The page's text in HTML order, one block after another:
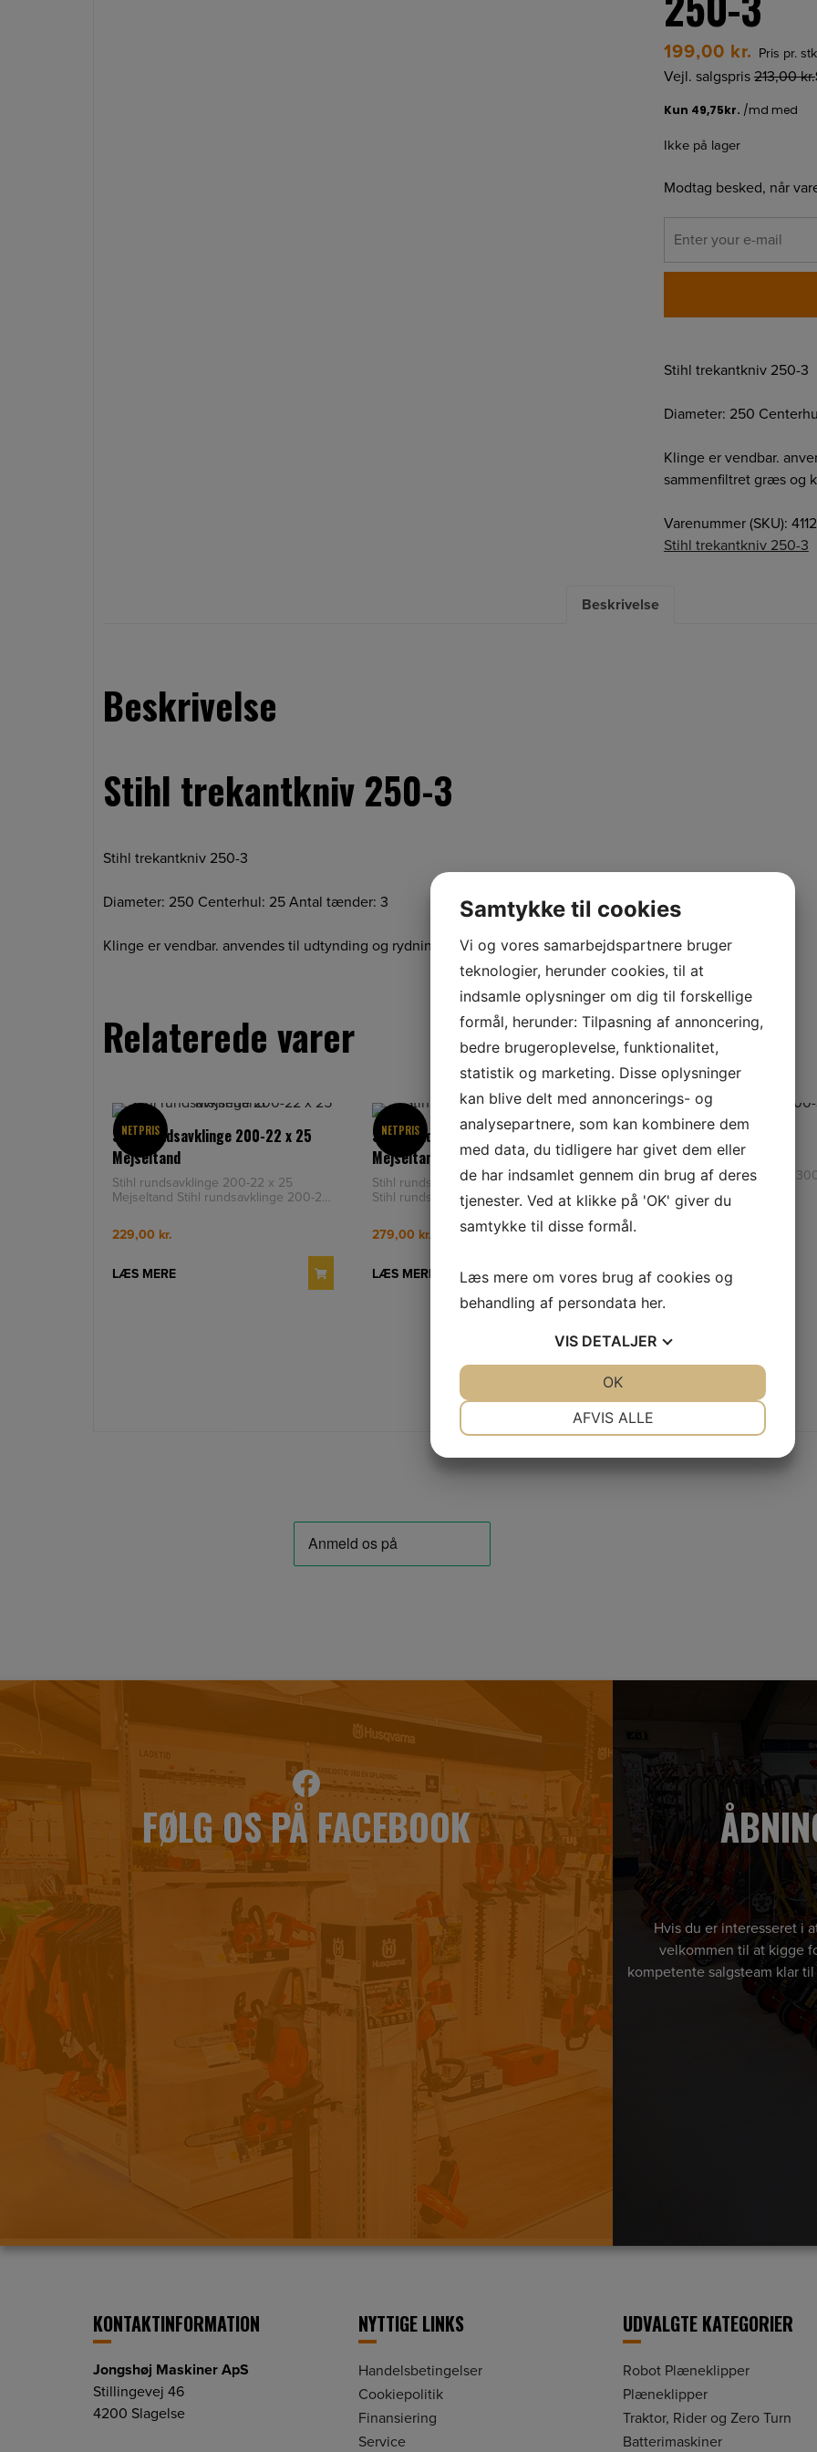
199,00 kr. Pris pr.
Vejl. salgspris 213,00kr.
Ikke på lager
Modtag besked, når
Stihl trekantkniv 250-3
Diameter: 250
Klinge er vendbar.
sammenfiltret græs og
Varenummer (SKU):
Stihl trekantkniv 250-3
Beskrivelse
Beskrivelse
Stihl trekantkniv 250-3
Stihl trekantkniv 250-3
Diameter: 250 Centerhul: 25 Antal tænder: 3
Klinge er vendbar. anvendes til udtynding og rydning sf sejt sammenfiltret græs og krat.
Relaterede varer
NETPRIS
Stihl rundsavklinge 200-22 x 25
Mejseltand
Stihl rundsavklinge 200-22 x 25
Mejseltand Stihl rundsavklinge 200-22
229,00 kr.
LÆS MERE
NETPRIS
Stihl rundsavklinge 225-24
Mejseltand
Stihl rundsavklinge 225-24 Mejseltand
Stihl rundsavklinge 225-24 Mejseltand
Diameter: 225 Center
279,00 kr.
LÆS MERE
NETPRIS
Stihl Trekantkniv 300-3
Stihl Trekantkniv 300-3 Stihl
Trekantkniv 300-3 Diameter: 300
Centerhul: 20 Antal tænder: 3
239,00kr.
FØLG OS PÅ FACEBOOK
Hvis du er interesseret i
velkommen til at kigge
kompetente salgsteam klar
KONTAKTINFORMATION
Jongshøj Maskiner ApS
Stillingevej 46
4200 Slagelse
NYTTIGE LINKS
Handelsbetingelser
Cookiepolitik
Finansiering
Service
UDVALGTE KATEGORIER
Robot Plæneklipper
Plæneklipper
Traktor, Rider og Zero Turn
Batterimaskiner
Samtykke til cookies
Vi og vores samarbejdspartnere bruger
teknologier, herunder cookies, til at
indsamle oplysninger om dig til forskellige
formål, herunder: Tilpasning af annoncering,
bedre brugeroplevelse, funktionalitet,
statistik og marketing. Disse oplysninger
kan blive delt med annoncerings- og
analysepartnere, som kan kombinere dem
med data, du tidligere har givet dem eller
de har indsamlet gennem din brug af deres
tjenester. Ved at klikke på 'OK' giver du
samtykke til disse formål.
Læs mere om vores brug af cookies og
behandling af persondata her.
VIS DETALJER
AFVIS ALLE
OK